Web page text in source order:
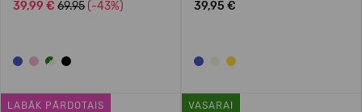
39,99 € 69.95 (-43%)
39,95 €
LABĀK PĀRDOTAIS VASARAI